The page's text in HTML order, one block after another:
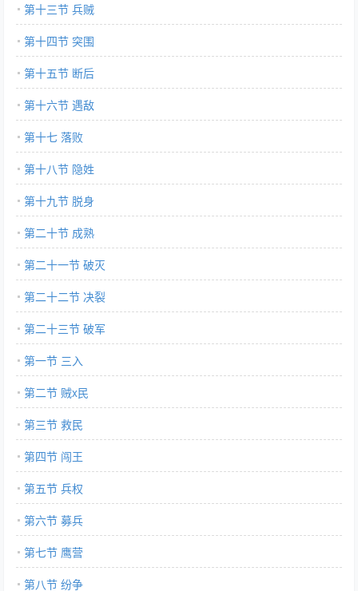
第十三节 兵贼
第十四节 突围
第十五节 断后
第十六节 遇敌
第十七 落败
第十八节 隐姓
第十九节 脱身
第二十节 成熟
第二十一节 破灭
第二十二节 决裂
第二十三节 破军
第一节 三入
第二节 贼x民
第三节 救民
第四节 闯王
第五节 兵权
第六节 募兵
第七节 鹰营
第八节 纷争